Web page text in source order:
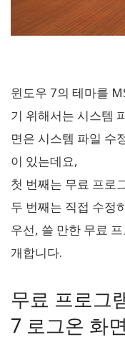
윈도우 7의 테마를
기 위해서는 시스템
면은 시스템 파일 수
이 있는데요,
첫 번째는 무료 프로
두 번째는 직접 수정
우선, 쓸 만한 무료
개합니다.
무료 프로그
7 로그온 화